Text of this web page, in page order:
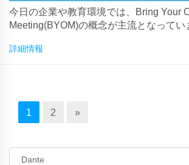
今日の企業や教育環境では、Bring Your
Meeting(BYOM)の概念が主流となってい
ームレスなオーディオビジュアル統合を
詳細情報
1 2 »